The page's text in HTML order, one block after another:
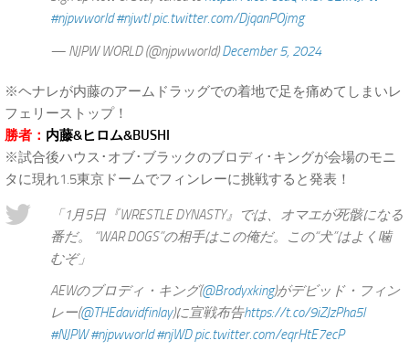
#njpwworld #njwtl pic.twitter.com/DjqanPOjmg
— NJPW WORLD (@njpwworld)December 5, 2024
※ヘナレが内藤のアームドラッグでの着地で足を痛めてしまいレ
フェリーストップ！
勝者： 内藤&ヒロム&BUSHI
※試合後ハウス･オブ･ブラックのブロディ･キングが会場のモニ
タに現れ1.5東京ドームでフィンレーに挑戦すると発表！
「1月5日『WRESTLE DYNASTY』では、オマエが死骸になる
番だ。 “WAR DOGS”の相手はこの俺だ。この“犬”はよく噛
むぞ」
AEWのブロディ・キング(@Brodyxking)がデビッド・フィン
レー(@THEdavidfinlay)に宣戦布告https://t.co/9iZJzPha5l
#NJPW #njpwworld #njWD pic.twitter.com/eqrHtE7ecP